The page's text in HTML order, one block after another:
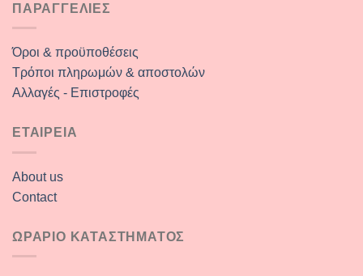
ΠΑΡΑΓΓΕΛΙΕΣ
Όροι & προϋποθέσεις
Τρόποι πληρωμών & αποστολών
Αλλαγές - Επιστροφές
ΕΤΑΙΡΕΙΑ
About us
Contact
ΩΡΑΡΙΟ ΚΑΤΑΣΤΗΜΑΤΟΣ